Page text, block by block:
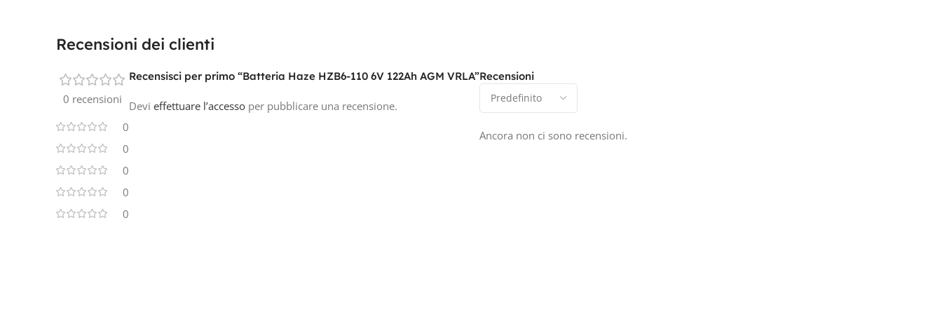
Recensioni dei clienti
0 recensioni
0
0
0
0
0
Recensioni
Ancora non ci sono recensioni.
Recensisci per primo “Batteria Haze HZB6-110 6V 122Ah AGM VRLA”
Devi effettuare l’accesso per pubblicare una recensione.